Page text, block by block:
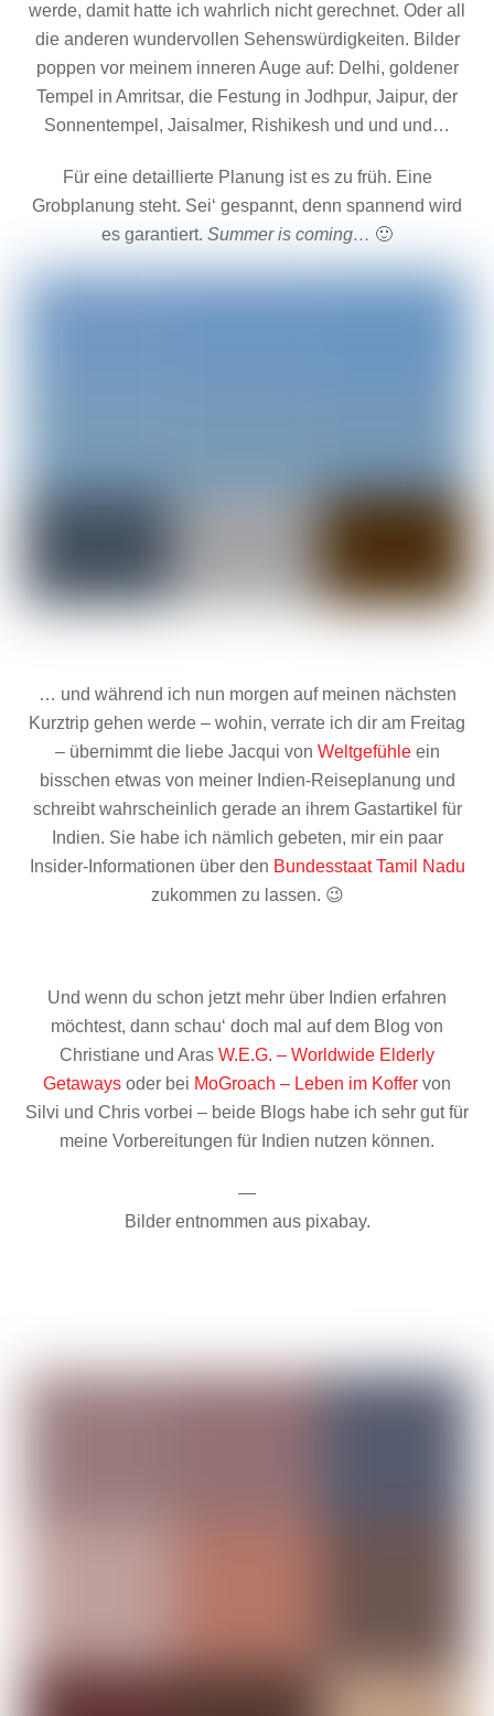
werde, damit hatte ich wahrlich nicht gerechnet. Oder all
die anderen wundervollen Sehenswürdigkeiten. Bilder
poppen vor meinem inneren Auge auf: Delhi, goldener
Tempel in Amritsar, die Festung in Jodhpur, Jaipur, der
Sonnentempel, Jaisalmer, Rishikesh und und und…
Für eine detaillierte Planung ist es zu früh. Eine
Grobplanung steht. Sei‘ gespannt, denn spannend wird
es garantiert. Summer is coming… 🙂
… und während ich nun morgen auf meinen nächsten
Kurztrip gehen werde – wohin, verrate ich dir am Freitag
– übernimmt die liebe Jacqui von Weltgefühle ein
bisschen etwas von meiner Indien-Reiseplanung und
schreibt wahrscheinlich gerade an ihrem Gastartikel für
Indien. Sie habe ich nämlich gebeten, mir ein paar
Insider-Informationen über den Bundesstaat Tamil Nadu
zukommen zu lassen. 😉
Und wenn du schon jetzt mehr über Indien erfahren
möchtest, dann schau‘ doch mal auf dem Blog von
Christiane und Aras W.E.G. – Worldwide Elderly
Getaways oder bei MoGroach – Leben im Koffer von
Silvi und Chris vorbei – beide Blogs habe ich sehr gut für
meine Vorbereitungen für Indien nutzen können.
—
Bilder entnommen aus pixabay.